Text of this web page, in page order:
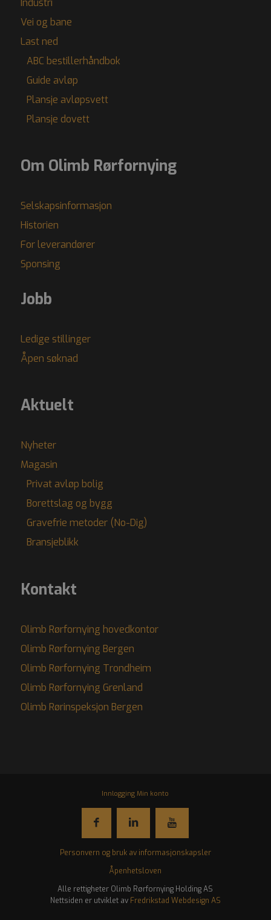
Industri
Vei og bane
Last ned
ABC bestillerhåndbok
Guide avløp
Plansje avløpsvett
Plansje dovett
Om Olimb Rørfornying
Selskapsinformasjon
Historien
For leverandører
Sponsing
Jobb
Ledige stillinger
Åpen søknad
Aktuelt
Nyheter
Magasin
Privat avløp bolig
Borettslag og bygg
Gravefrie metoder (No-Dig)
Bransjeblikk
Kontakt
Olimb Rørfornying hovedkontor
Olimb Rørfornying Bergen
Olimb Rørfornying Trondheim
Olimb Rørfornying Grenland
Olimb Rørinspeksjon Bergen
Innlogging Min konto
Personvern og bruk av informasjonskapsler
Åpenhetsloven
Alle rettigheter Olimb Rørfornying Holding AS
Nettsiden er utviklet av Fredrikstad Webdesign AS